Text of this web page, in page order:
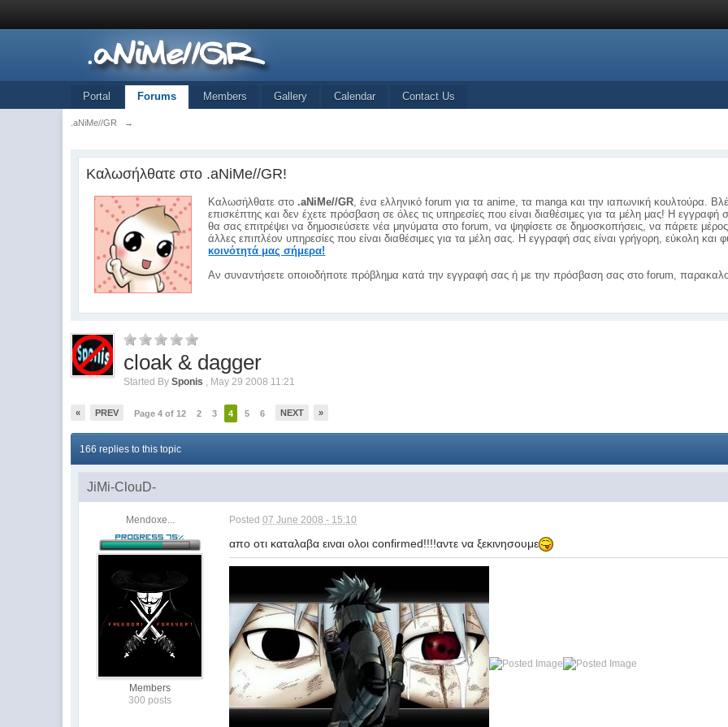
Portal Forums Members Gallery Calendar Contact Us
.aNiMe//GR →
Καλωσήλθατε στο .aNiMe//GR!
Καλωσήλθατε στο .aNiMe//GR, ένα ελληνικό forum για τα anime, τα manga και την ιαπωνική κουλτούρα.
επισκέπτης και δεν έχετε πρόσβαση σε όλες τις υπηρεσίες που είναι διαθέσιμες για τα μέλη μας! Η εγγραφή
θα σας επιτρέψει να δημοσιεύσετε νέα μηνύματα στο forum, να ψηφίσετε σε δημοσκοπήσεις, να πάρετε
άλλες επιπλέον υπηρεσίες που είναι διαθέσιμες για τα μέλη σας. Η εγγραφή σας είναι γρήγορη, εύκολη
κοινότητά μας σήμερα!
Αν συναντήσετε οποιοδήποτε πρόβλημα κατά την εγγραφή σας ή με την πρόσβαση σας στο forum,
cloak & dagger
Started BySponis , May 29 2008 11:21
« PREV Page 4 of 12 2 3 4 5 6 NEXT »
166 replies to this topic
JiMi-ClouD-
Mendoxe...
Members
300 posts
Posted07 June 2008 - 15:10
απο οτι καταλαβα ειναι ολοι confirmed!!!!αντε να ξεκινησουμε